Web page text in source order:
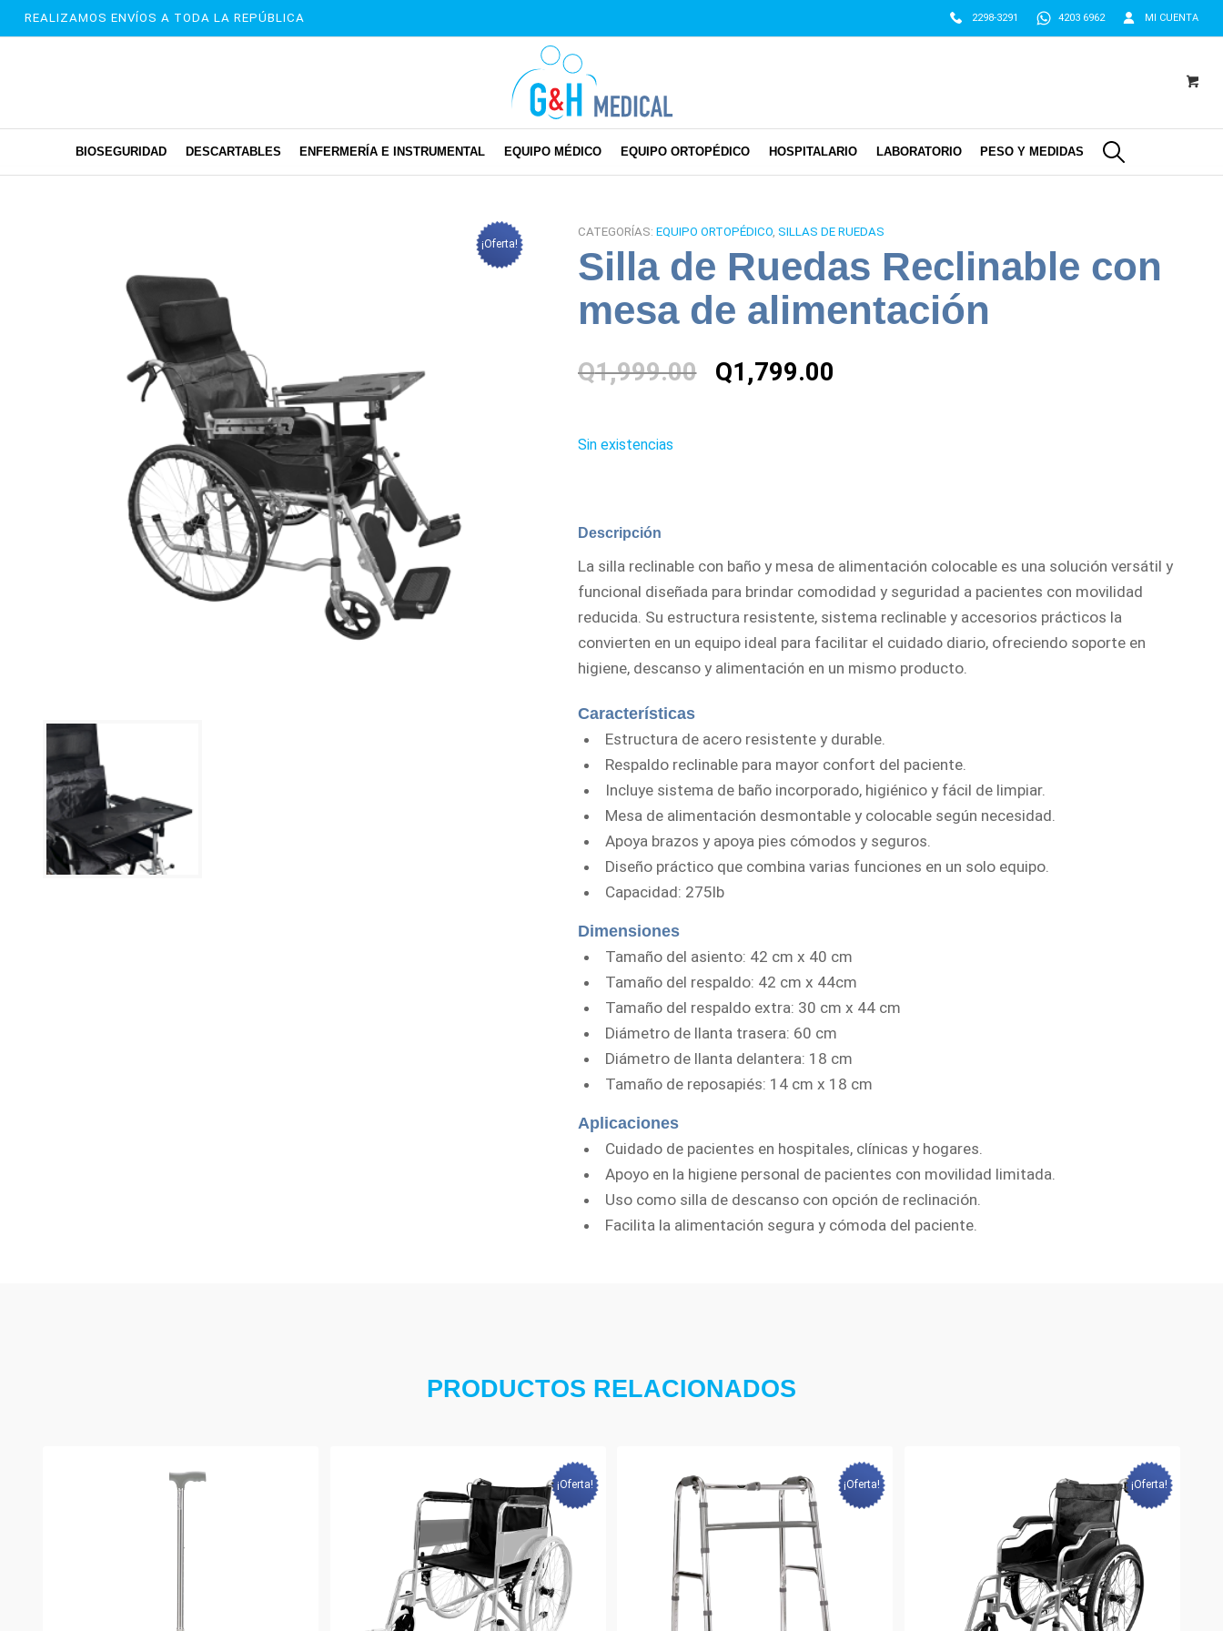
2298-3291 4203 6962 MI CUENTA
REALIZAMOS ENVÍOS A TODA LA REPÚBLICA
BIOSEGURIDAD DESCARTABLES ENFERMERÍA E INSTRUMENTAL EQUIPO MÉDICO EQUIPO ORTOPÉDICO HOSPITALARIO LABORATORIO PESO Y MEDIDAS
¡Oferta!
CATEGORÍAS: EQUIPO ORTOPÉDICO, SILLAS DE RUEDAS
Silla de Ruedas Reclinable con
mesa de alimentación
Q1,999.00 El
precio
Q1,799.00
Sin existencias
Descripción
La silla reclinable con baño y mesa de alimentación colocable es una solución versátil y
funcional diseñada para brindar comodidad y seguridad a pacientes con movilidad
reducida. Su estructura resistente, sistema reclinable y accesorios prácticos la
convierten en un equipo ideal para facilitar el cuidado diario, ofreciendo soporte en
higiene, descanso y alimentación en un mismo producto.
Características
Estructura de acero resistente y durable.
Respaldo reclinable para mayor confort del paciente.
Incluye sistema de baño incorporado, higiénico y fácil de limpiar.
Mesa de alimentación desmontable y colocable según necesidad.
Apoya brazos y apoya pies cómodos y seguros.
Diseño práctico que combina varias funciones en un solo equipo.
Capacidad: 275lb
Dimensiones
Tamaño del asiento: 42 cm x 40 cm
Tamaño del respaldo: 42 cm x 44cm
Tamaño del respaldo extra: 30 cm x 44 cm
Diámetro de llanta trasera: 60 cm
Diámetro de llanta delantera: 18 cm
Tamaño de reposapiés: 14 cm x 18 cm
Aplicaciones
Cuidado de pacientes en hospitales, clínicas y hogares.
Apoyo en la higiene personal de pacientes con movilidad limitada.
Uso como silla de descanso con opción de reclinación.
Facilita la alimentación segura y cómoda del paciente.
PRODUCTOS RELACIONADOS
¡Oferta! ¡Oferta! ¡Oferta!